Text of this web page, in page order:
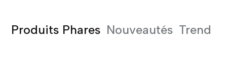
Produits Phares Nouveautés Trend